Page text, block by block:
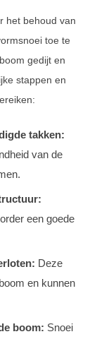
het behoud van
toe te
gedijt en
stappen en
takken:
van de
een goede
Deze
en kunnen
boom: Snoei